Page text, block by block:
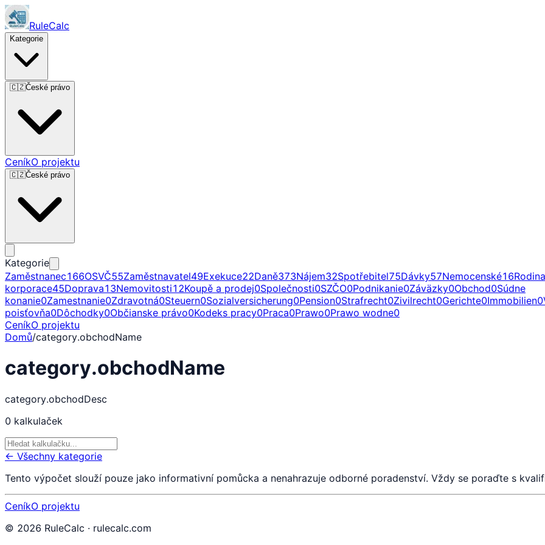
RuleCalc
Kategorie
🇨🇿České právo
CeníkO projektu
🇨🇿České právo
Kategorie
Zaměstnanec166OSVČ55Zaměstnavatel49Exekuce22Daně373Nájem32Spotřebitel75Dávky57Nemocenské16Rodina
korporace45Doprava13Nemovitosti12Koupě a prodej0Společnosti0SZČO0Podnikanie0Záväzky0Obchod0Súdne
konanie0Zamestnanie0Zdravotná0Steuern0Sozialversicherung0Pension0Strafrecht0Zivilrecht0Gerichte0Immobilien0
poisťovňa0Dôchodky0Občianske právo0Kodeks pracy0Praca0Prawo0Prawo wodne0
CeníkO projektu
Domů/category.obchodName
category.obchodName
category.obchodDesc
0 kalkulaček
← Všechny kategorie
Tento výpočet slouží pouze jako informativní pomůcka a nenahrazuje odborné poradenství. Vždy se poraďte s
CeníkO projektu
© 2026 RuleCalc · rulecalc.com